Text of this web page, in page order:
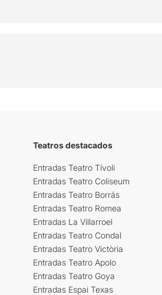
Teatros destacados
Entradas Teatro Tívoli
Entradas Teatro Coliseum
Entradas Teatro Borrás
Entradas Teatro Romea
Entradas La Villarroel
Entradas Teatro Condal
Entradas Teatro Victòria
Entradas Teatro Apolo
Entradas Teatro Goya
Entradas Espai Texas